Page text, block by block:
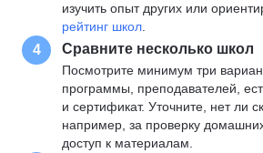
изучить опыт других или
рейтинг школ
4 Сравните несколько школ
Посмотрите минимум три
программы, преподавателей,
и сертификат. Уточните, нет ли
например, за проверку
доступ к материалам.